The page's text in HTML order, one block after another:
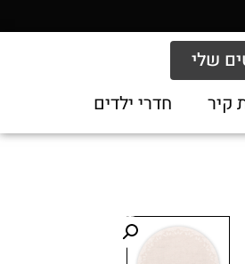
שלי
קיר חדרי ילדים